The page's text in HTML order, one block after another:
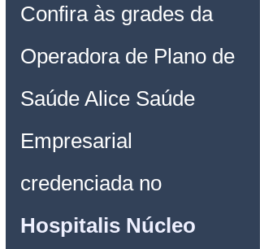
Confira às grades da
Operadora de Plano de
Saúde Alice Saúde
Empresarial
credenciada no
Hospitalis Núcleo